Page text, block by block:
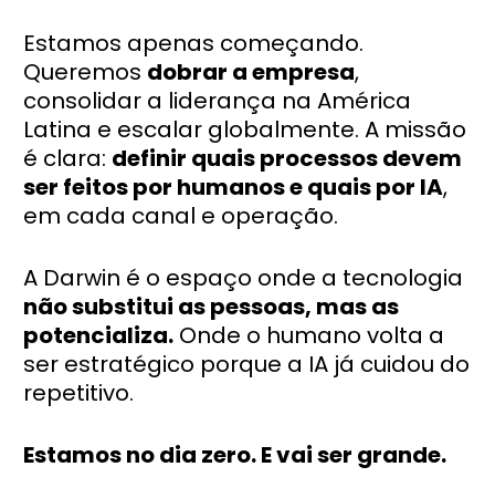
Estamos apenas começando.
Queremos dobrar a empresa,
consolidar a liderança na América
Latina e escalar globalmente. A missão
é clara: definir quais processos devem
ser feitos por humanos e quais por IA,
em cada canal e operação.
A Darwin é o espaço onde a tecnologia
não substitui as pessoas, mas as
potencializa. Onde o humano volta a
ser estratégico porque a IA já cuidou do
repetitivo.
Estamos no dia zero. E vai ser grande.